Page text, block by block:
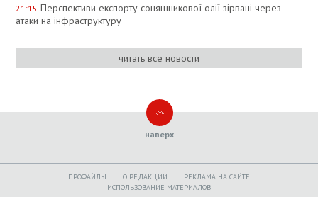
21:15 Перспективи експорту соняшникової олії зірвані через
атаки на інфраструктуру
читать все новости
наверх
ПРОФАЙЛЫ O РЕДАКЦИИ
РЕКЛАМА НА САЙТЕ
ИСПОЛЬЗОВАНИЕ МАТЕРИАЛОВ